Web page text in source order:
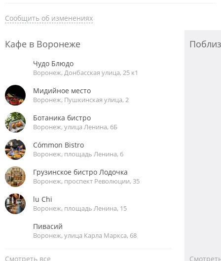
Сообщить об изменениях
Кафе в Воронеже
Чудо Блюдо
Воронеж, Донбасская улица, 25 к1
Мидийное место
Воронеж, Пушкинская улица, 2
Ботаника бистро
Воронеж, улица Ленина, 6Б
Cómmon Bistro
Воронеж, площадь Ленина, 6
Грузинское бистро Лодочка
Воронеж, проспект Революции, 35
lu Chi
Воронеж, площадь Ленина, 15
Пивасий
Воронеж, улица Карла Маркса, 68
Смотреть все